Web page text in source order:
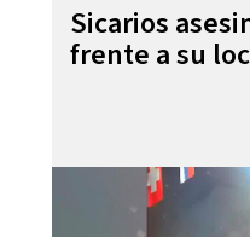
Sicarios
frente a su